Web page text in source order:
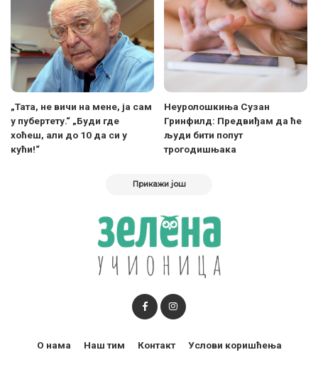
„Тата, не вичи на мене, ја сам
у пубертету.“ „Буди где
хоћеш, али до 10 да си у
кући!“
Неуролошкиња Сузан
Гринфилд: Предвиђам да ће
људи бити попут
трогодишњака
Прикажи још
О нама Наш тим Контакт Услови коришћења